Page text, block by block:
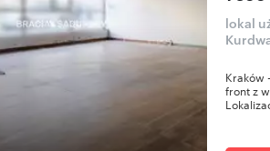
lokal
Kraków
front z